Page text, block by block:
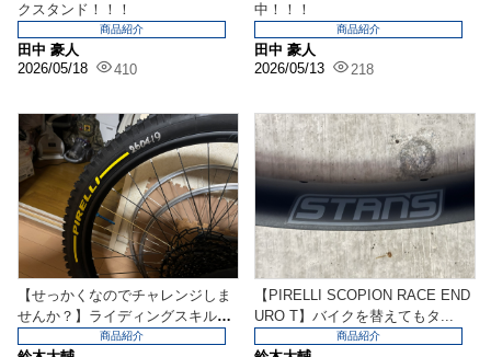
クスタンド！！！
田中 豪人
2026/05/18
410
商品紹介
中！！！
田中 豪人
2026/05/13
218
商品紹介
【せっかくなのでチャレンジしま
せんか？】ライディングスキルア
ップのため自然の中で...
商品紹介
【PIRELLI SCOPION RACE END
URO T】バイクを替えてもタ...
商品紹介